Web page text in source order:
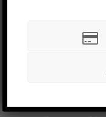
Facebook